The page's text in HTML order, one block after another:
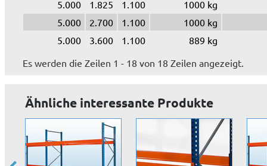
5.000 1.825 1.100
1000 kg
5.000
2.700 1.100
1000 kg
5.000
3.600 1.100
889 kg
Es werden die Zeilen 1 - 18 von 18 Zeilen angezeigt.
Ähnliche interessante Produkte